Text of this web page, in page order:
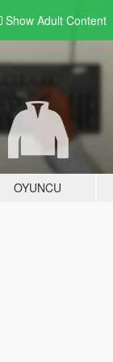
Show Adult Content
OYUNCU